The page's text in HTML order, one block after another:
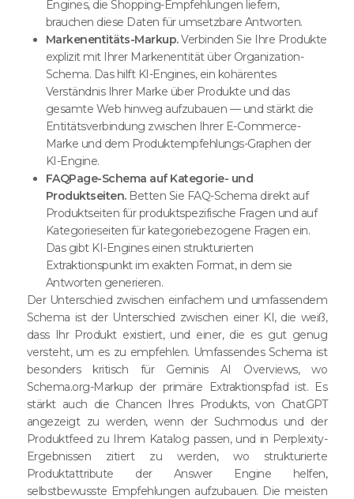
Engines, die Shopping-Empfehlungen liefern,
brauchen diese Daten für umsetzbare Antworten.
Markenentitäts-Markup.Verbinden Sie Ihre Produkte
explizit mit Ihrer Markenentität über Organization-
Schema. Das hilft KI-Engines, ein kohärentes
Verständnis Ihrer Marke über Produkte und das
gesamte Web hinweg aufzubauen — und stärkt die
Entitätsverbindung zwischen Ihrer E-Commerce-
Marke und dem Produktempfehlungs-Graphen der
KI-Engine.
FAQPage-Schema auf Kategorie- und
Produktseiten.Betten Sie FAQ-Schema direkt auf
Produktseiten für produktspezifische Fragen und auf
Kategorieseiten für kategoriebezogene Fragen ein.
Das gibt KI-Engines einen strukturierten
Extraktionspunkt im exakten Format, in dem sie
Antworten generieren.
Der Unterschied zwischen einfachem und umfassendem
Schema ist der Unterschied zwischen einer KI, die weiß,
dass Ihr Produkt existiert, und einer, die es gut genug
versteht, um es zu empfehlen. Umfassendes Schema ist
besonders kritisch für Geminis AI Overviews, wo
Schema.org-Markup der primäre Extraktionspfad ist. Es
stärkt auch die Chancen Ihres Produkts, von ChatGPT
angezeigt zu werden, wenn der Suchmodus und der
Produktfeed zu Ihrem Katalog passen, und in Perplexity-
Ergebnissen zitiert zu werden, wo strukturierte
Produktattribute der Answer Engine helfen,
selbstbewusste Empfehlungen aufzubauen. Die meisten